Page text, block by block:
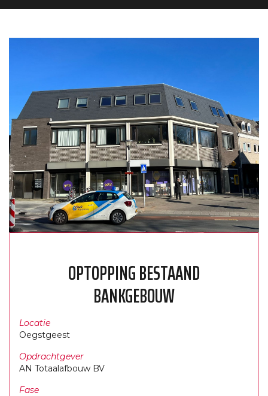
OPTOPPING BESTAAND
BANKGEBOUW
Locatie
Oegstgeest
Opdrachtgever
AN Totaalafbouw BV
Fase